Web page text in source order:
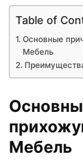
Table of
Основные
Мебель
Мебель